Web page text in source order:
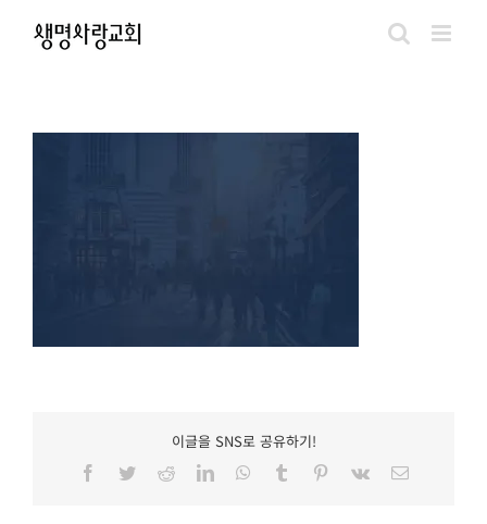
content
이글을 SNS로 공유하기!
Facebook
TwitterRedditLinkedInWhatsApp
Tumblr Pinterest
Vk
이